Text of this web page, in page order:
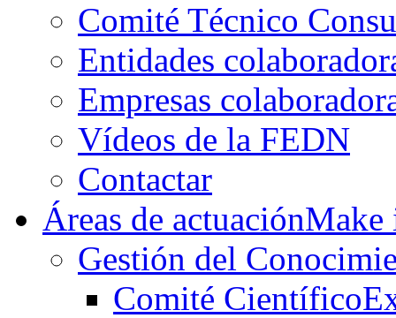
Comité Técnico
Entidades
Empresas
Vídeos de la FEDN
Contactar
Áreas de actuación
Gestión del
Comité Científico